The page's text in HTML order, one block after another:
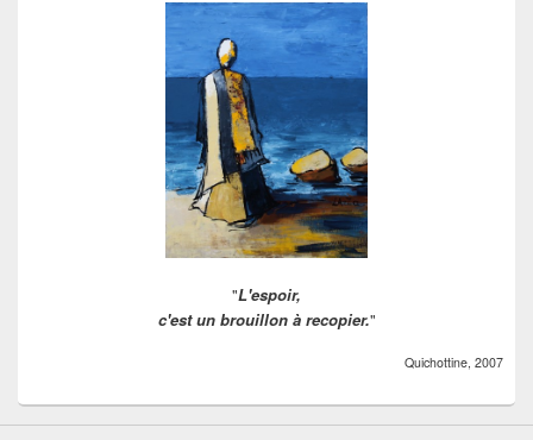
"L'espoir,
c'est un brouillon à recopier."
Quichottine, 2007